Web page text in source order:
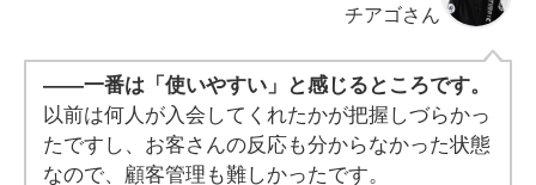
チアゴさん
——一番は「使いやすい」と感じるところです。
以前は何人が入会してくれたかが把握しづらかっ
たですし、お客さんの反応も分からなかった状態
なので、顧客管理も難しかったです。